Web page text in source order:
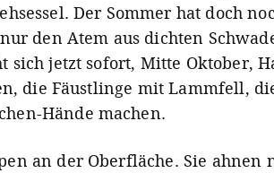
Der Sommer hat doch
den Atem aus dichten
sich jetzt sofort, Mitte Oktober,
die Fäustlinge mit Lammfell,
Hände machen.
an der Oberfläche. Sie ahnen